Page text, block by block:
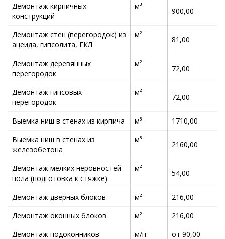
Демонтаж кирпичных
конструкций
м³
900,00
Демонтаж стен (перегородок) из
ацеида, гипсолита, ГКЛ
м²
81,00
Демонтаж деревянных
перегородок
м²
72,00
Демонтаж гипсовых
перегородок
м²
72,00
Выемка ниш в стенах из кирпича м³
1710,00
Выемка ниш в стенах из
железобетона
м³
2160,00
Демонтаж мелких неровностей
пола (подготовка к стяжке)
м²
54,00
Демонтаж дверных блоков м²
216,00
Демонтаж оконных блоков
м²
216,00
Демонтаж подоконников
м/п
от 90,00